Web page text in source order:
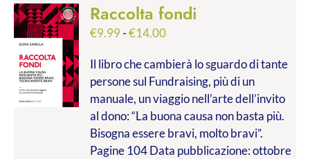
Raccolta fondi
€9.99-€14.00Fascia
prezzo:
da
€9.99
a
€14.00
Il libro che cambierà lo sguardo di tante
persone sul Fundraising, più di un
manuale, un viaggio nell’arte dell’invito
al dono: “La buona causa non basta più.
Bisogna essere bravi, molto bravi”.
Pagine 104 Data pubblicazione: ottobre